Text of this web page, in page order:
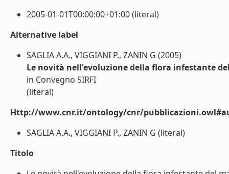
2005-01-01T00:00:00+01:00 (literal)
Alternative label
SAGLIA A.A., VIGGIANI P., ZANIN G (2005)
Le novità nell'evoluzione della flora infestante
in Convegno SIRFI
(literal)
Http://www.cnr.it/ontology/cnr/
SAGLIA A.A., VIGGIANI P., ZANIN G (literal)
Titolo